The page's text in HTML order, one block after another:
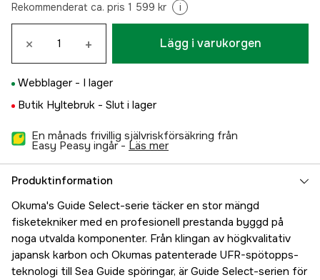
Rekommenderat ca. pris 1 599 kr i
× + Lägg i varukorgen
Webblager - I lager
Butik Hyltebruk - Slut i lager
En månads frivillig självriskförsäkring från
Easy Peasy ingår - läs mer
Produktinformation
Okuma's Guide Select-serie täcker en stor mängd
fisketekniker med en profesionell prestanda byggd på
noga utvalda komponenter. Från klingan av högkvalitativ
japansk karbon och Okumas patenterade UFR-spötopps-
teknologi till Sea Guide spöringar, är Guide Select-serien för